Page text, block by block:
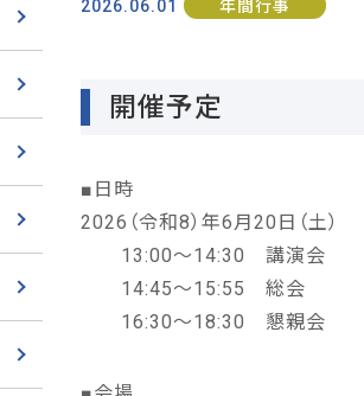
2026.06.01 年間行事
開催予定
■日時
2026（令和8）年6月20日（土）
13:00～14:30 講演会
14:45～15:55 総会
16:30～18:30 懇親会